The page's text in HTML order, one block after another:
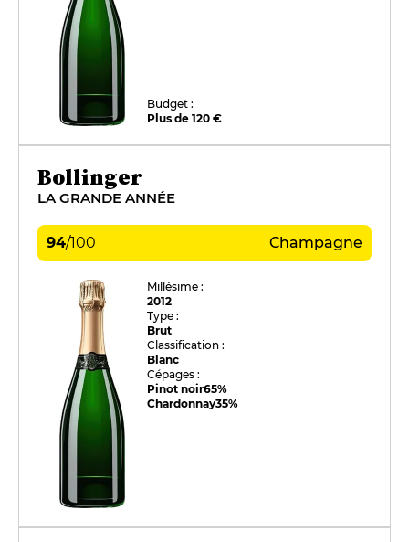
Budget :
Plus de 120 €
Bollinger
LA GRANDE ANNÉE
94/100 Champagne
Millésime :
2012
Type :
Brut
Classification :
Blanc
Cépages :
Pinot noir65%
Chardonnay35%